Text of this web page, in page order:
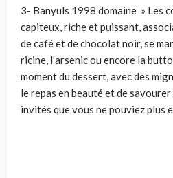
3- Banyuls 1998 domaine » Les
capiteux, riche et puissant,
de café et de chocolat noir, se
ricine, l’arsenic ou encore la
moment du dessert, avec des
le repas en beauté et de
invités que vous ne pouviez plus